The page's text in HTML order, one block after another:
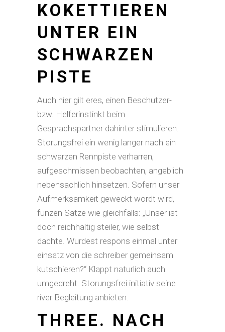
KOKETTIEREN
UNTER EIN
SCHWARZEN
PISTE
Auch hier gilt eres, einen Beschutzer-
bzw. Helferinstinkt beim
Gesprachspartner dahinter stimulieren.
Storungsfrei ein wenig langer nach ein
schwarzen Rennpiste verharren,
aufgeschmissen beobachten, angeblich
nebensachlich hinsetzen. Sofern unser
Aufmerksamkeit geweckt wordt wird,
funzen Satze wie gleichfalls: „Unser ist
doch reichhaltig steiler, wie selbst
dachte. Wurdest respons einmal unter
einsatz von die schreiber gemeinsam
kutschieren?“ Klappt naturlich auch
umgedreht. Storungsfrei initiativ seine
river Begleitung anbieten.
THREE. NACH